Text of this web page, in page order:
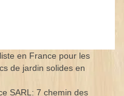
en France pour les
de jardin solides en
SARL: 7 chemin des